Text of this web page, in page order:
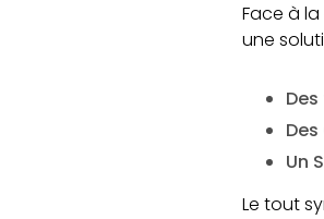
Face à
une
Un
Le tout